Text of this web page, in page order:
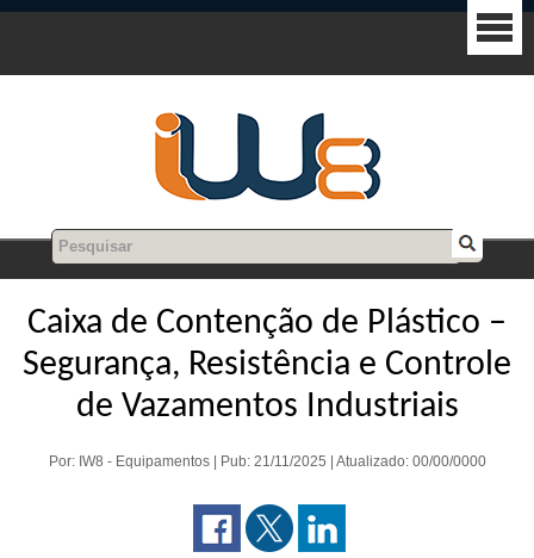
Caixa de Contenção de Plástico –
Segurança, Resistência e Controle
de Vazamentos Industriais
Por: IW8 - Equipamentos | Pub: 21/11/2025 | Atualizado: 00/00/0000